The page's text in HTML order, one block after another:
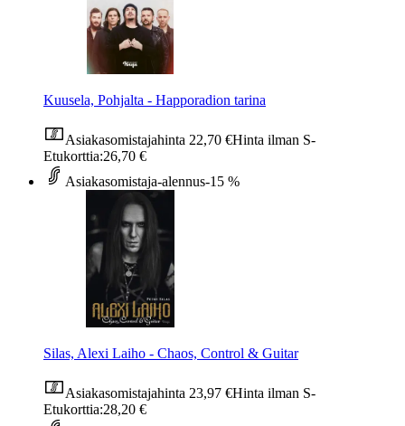
Kuusela, Pohjalta - Happoradion tarina
Asiakasomistajahinta 22,70 €Hinta ilman S-
Etukorttia:26,70 €
Asiakasomistaja-alennus-15 %
Silas, Alexi Laiho - Chaos, Control & Guitar
Asiakasomistajahinta 23,97 €Hinta ilman S-
Etukorttia:28,20 €